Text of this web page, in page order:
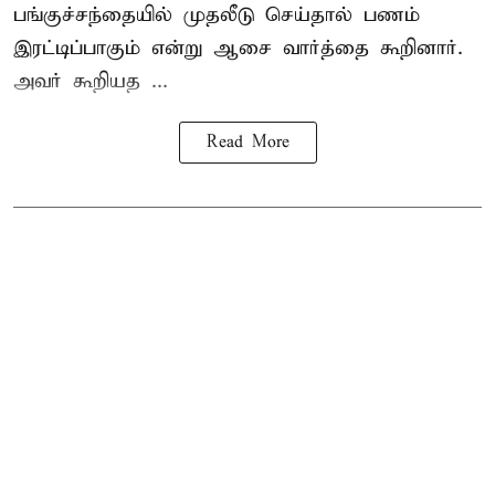
பங்குச்சந்தையில் முதலீடு செய்தால் பணம்
இரட்டிப்பாகும் என்று ஆசை வார்த்தை கூறினார்.
அவர் கூறியத ...
Read More